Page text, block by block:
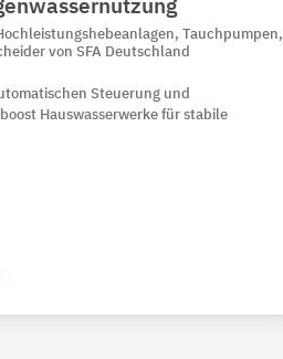
Tauchpumpen,
von SFA Deutschland
Steuerung und
Hauswasserwerke für stabile